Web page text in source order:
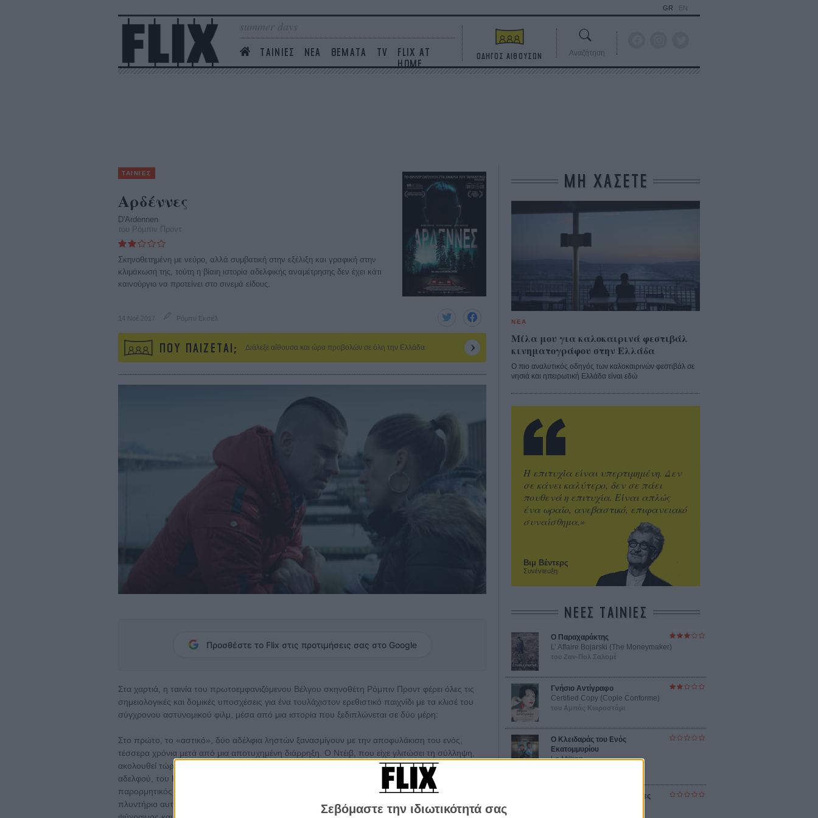
Σεβόμαστε την ιδιωτικότητά σας
summer days
ΤΑΙΝΙΕΣ ΝΕΑ ΘΕΜΑΤΑ TV
FLIX AT
HOME
GR EN
ΟΔΗΓΟΣ ΑΙΘΟΥΣΩΝ Αναζήτηση
ΤΑΙΝΙΕΣ
Αρδέννες
D'Ardennen
του Ρόμπιν Προντ
Σκηνοθετημένη με νεύρο, αλλά συμβατική στην εξέλιξη και γραφική στην
κλιμάκωσή της, τούτη η βίαιη ιστορία αδελφικής αναμέτρησης δεν έχει κάτι
καινούργιο να προτείνει στο σινεμά είδους.
14 Νοέ 2017 Ρόμπυ Εκσιέλ
ΠΟΥ ΠΑΙΖΕΤΑΙ; Διάλεξε αίθουσα και ώρα προβολών σε όλη την Ελλάδα
Προσθέστε το Flix στις προτιμήσεις σας στο Google
Στα χαρτιά, η ταινία του πρωτοεμφανιζόμενου Βέλγου σκηνοθέτη Ρόμπιν Προντ φέρει όλες τις
σημειολογικές και δομικές υποσχέσεις για ένα τουλάχιστον ερεθιστικό παιχνίδι με τα κλισέ του
σύγχρονου αστυνομικού φιλμ, μέσα από μια ιστορία που ξεδιπλώνεται σε δύο μέρη:
Στο πρώτο, το «αστικό», δύο αδέλφια ληστών ξανασμίγουν με την αποφυλάκιση του ενός,
τέσσερα χρόνια μετά από μια αποτυχημένη διάρρηξη. Ο Ντέιβ, που είχε γλιτώσει τη σύλληψη,
ακολουθεί τώρα τον ίσιο δρόμο παρέα με τη Σιλβί, το πρώην κορίτσι-συνεργό του έγκλειστου
αδελφού, του Κένι, που όμως δε γνωρίζει τίποτα για τη σχέση τους. Απροσάρμοστος,
παρορμητικός και βίαιος, ο Κένι δυσανασχετεί με την απασχόληση που του βρίσκει ο Ντέιβ στο
πλυντήριο αυτοκινήτων όπου δουλεύει ο ίδιος και φλερτάρει διαρκώς με το έγκλημα. Ο Ντέιβ,
ΜΗ ΧΑΣΕΤΕ
ΝΕΑ
Μίλα μου για καλοκαιρινά φεστιβάλ
κινηματογράφου στην Ελλάδα
Ο πιο αναλυτικός οδηγός των καλοκαιρινών φεστιβάλ σε
νησιά και ηπειρωτική Ελλάδα είναι εδώ
Βιμ Βέντερς
Συνέντευξη
Η επιτυχία είναι υπερτιμημένη. Δεν
σε κάνει καλύτερο, δεν σε πάει
πουθενά η επιτυχία. Είναι απλώς
ένα ωραίο, ανεβαστικό, επιφανειακό
συναίσθημα.»
ΝΕΕΣ ΤΑΙΝΙΕΣ
Ο Παραχαράκτης
L’ Affaire Bojarski (The Moneymaker)
του Ζαν-Πολ Σαλομέ
Γνήσιο Αντίγραφο
Certified Copy (Copie Conforme)
του Αμπάς Κιαροστάμι
Ο Κλειδαράς του Ενός
Εκατομμυρίου
Le Million
Αυτό που Ξέρουν οι Γυναίκες